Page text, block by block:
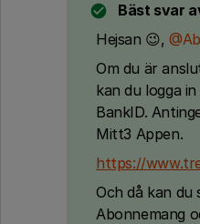
Bäst svar
Hejsan 😉,
Om du är
kan du logga
BankID.
Mitt3 Appen.
https://
Och då kan
Abonnemang